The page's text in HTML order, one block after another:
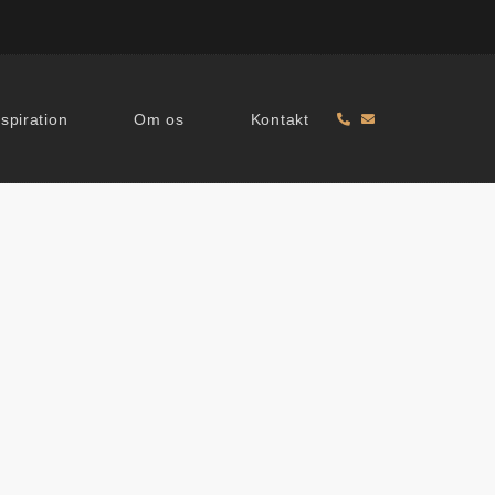
Om os Kontakt